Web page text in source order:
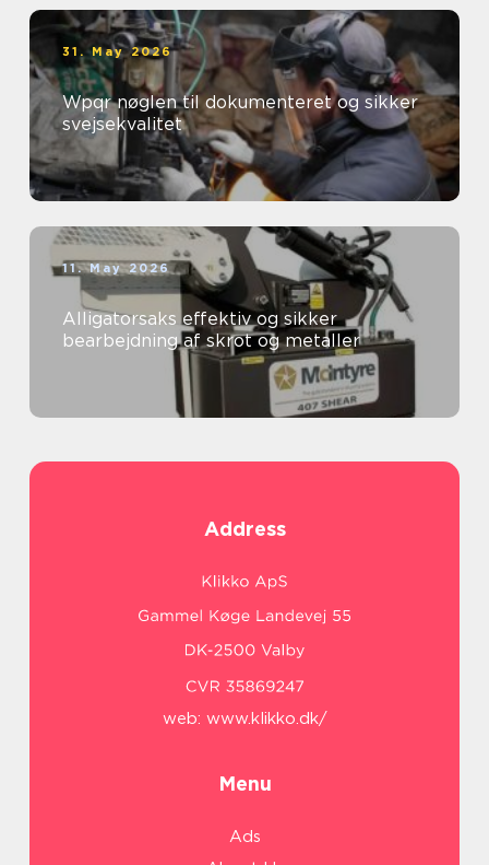
31. May 2026
Wpqr nøglen til dokumenteret og sikker
svejsekvalitet
11. May 2026
Alligatorsaks effektiv og sikker
bearbejdning af skrot og metaller
Address
web: www.klikko.dk/
Menu
Ads